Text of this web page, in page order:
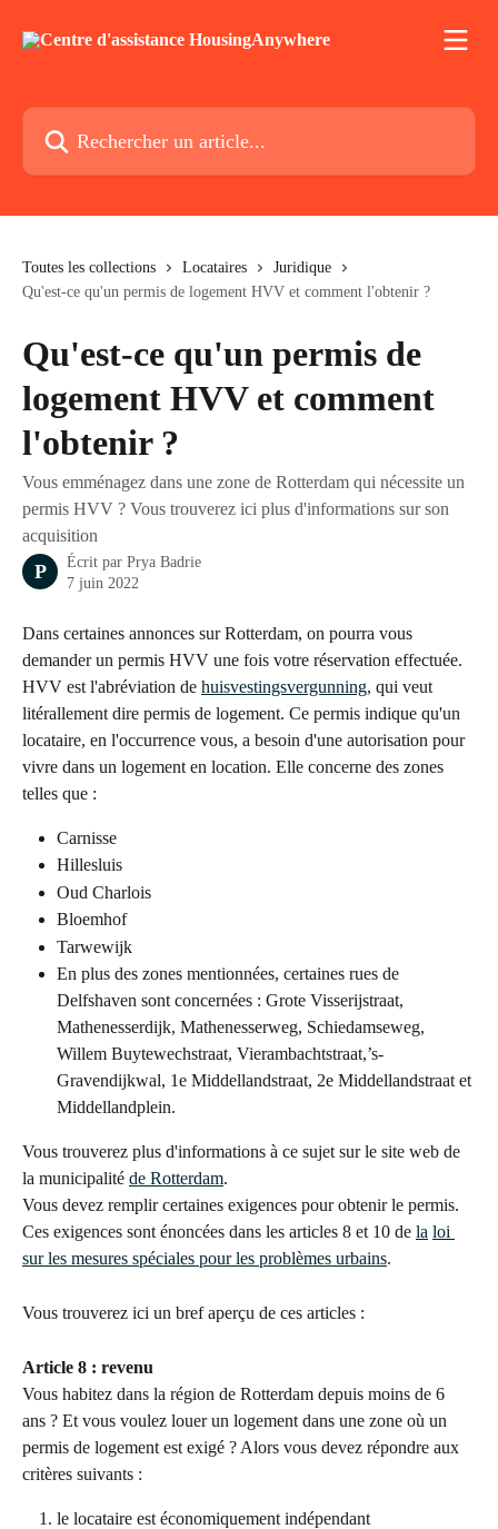
Rechercher un article...
Toutes les collections Locataires
Juridique
Qu'est-ce qu'un permis de logement HVV et comment l'obtenir ?
Qu'est-ce qu'un permis de
logement HVV et comment
l'obtenir ?
Vous emménagez dans une zone de Rotterdam qui nécessite un
permis HVV ? Vous trouverez ici plus d'informations sur son
acquisition
P Écrit par Prya Badrie
7 juin 2022
Dans certaines annonces sur Rotterdam, on pourra vous
demander un permis HVV une fois votre réservation effectuée.
HVV est l'abréviation de huisvestingsvergunning, qui veut
litérallement dire permis de logement. Ce permis indique qu'un
locataire, en l'occurrence vous, a besoin d'une autorisation pour
vivre dans un logement en location. Elle concerne des zones
telles que :
Carnisse
Hillesluis
Oud Charlois
Bloemhof
Tarwewijk
En plus des zones mentionnées, certaines rues de
Delfshaven sont concernées : Grote Visserijstraat,
Mathenesserdijk, Mathenesserweg, Schiedamseweg,
Willem Buytewechstraat, Vierambachtstraat,’s-
Gravendijkwal, 1e Middellandstraat, 2e Middellandstraat et
Middellandplein.
Vous trouverez plus d'informations à ce sujet sur le site web de
la municipalité de Rotterdam.
Vous devez remplir certaines exigences pour obtenir le permis.
Ces exigences sont énoncées dans les articles 8 et 10 de la loi
sur les mesures spéciales pour les problèmes urbains.
Vous trouverez ici un bref aperçu de ces articles :
Article 8 : revenu
Vous habitez dans la région de Rotterdam depuis moins de 6
ans ? Et vous voulez louer un logement dans une zone où un
permis de logement est exigé ? Alors vous devez répondre aux
critères suivants :
le locataire est économiquement indépendant